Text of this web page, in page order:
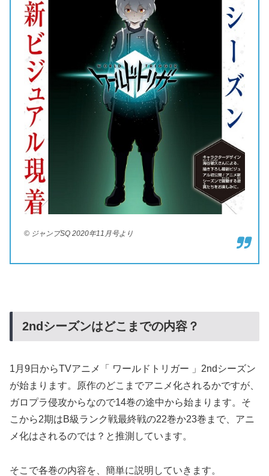
© ジャンプSQ 2020年11月号より
2ndシーズンはどこまでの内容？
1月9日からTVアニメ「 ワールドトリガー 」2ndシーズン
が始まります。原作のどこまでアニメ化されるかですが、
ガロプラ侵攻からなので14巻の途中から始まります。そ
こから2期はB級ランク戦最終戦の22巻か23巻まで、アニ
メ化はされるのでは？と推測しています。
そこで各巻の内容を、簡単に説明していきます。